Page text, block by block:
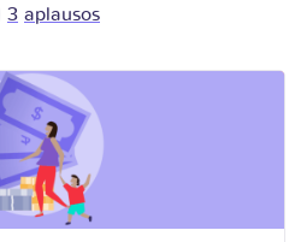
3